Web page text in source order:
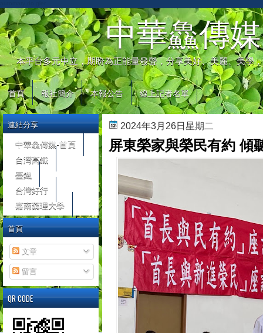
中華鱻傳媒
本平台多元中立，期盼為正能量發聲，分享美好、美麗、美學
首頁 報社簡介 本報公告 線上記者名單
2024年3月26日星期二
屏東榮家與榮民有約 傾
連結分享
中華鱻傳媒-首頁
台灣高鐵
臺鐵
台灣好行
嘉南藥理大學
首頁
文章
留言
QR CODE